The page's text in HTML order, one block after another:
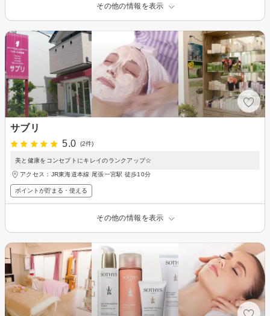
その他の情報を表示
サブリ
5.0
(2件)
美と健康をコンセプトにキレイのランクアップ☆
アクセス：JR東海道本線 尾張一宮駅 徒歩10分
ポイントが貯まる・使える
その他の情報を表示